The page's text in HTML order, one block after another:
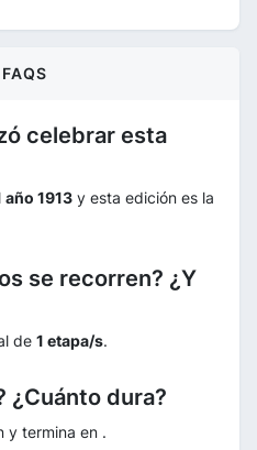
FAQS
celebrar esta
año 1913 y esta edición es la
se recorren? ¿Y
de 1 etapa/s.
¿Cuánto dura?
y termina en .